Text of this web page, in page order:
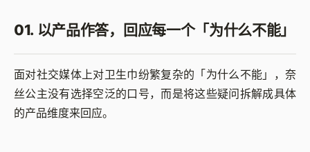
01. 以产品作答，回应每一个「为什么不能」
面对社交媒体上对卫生巾纷繁复杂的「为什么不能」，奈
丝公主没有选择空泛的口号，而是将这些疑问拆解成具体
的产品维度来回应。